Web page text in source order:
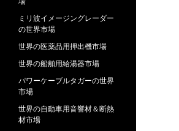
ミリ波イメージングレーダー
の世界市場
世界の医薬品用押出機市場
世界の船舶用給湯器市場
パワーケーブルタガーの世界
市場
世界の自動車用音響材＆断熱
材市場